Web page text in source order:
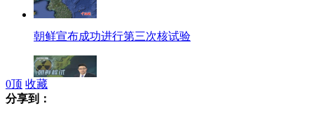
朝鲜宣布成功进行第三次核试验
0顶 收藏
分享到：